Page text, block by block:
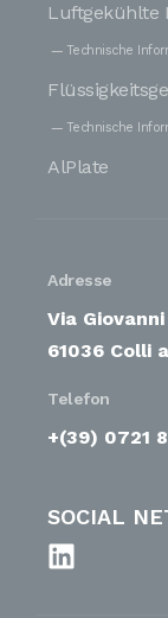
Luftgekühlte
Technische
Technische
AlPlate
Adresse
Via
61036 Colli
Telefon
+(39) 0721
SOCIAL